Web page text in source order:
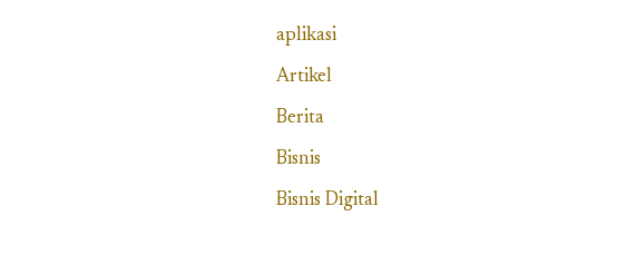
aplikasi
Artikel
Berita
Bisnis
Bisnis Digital